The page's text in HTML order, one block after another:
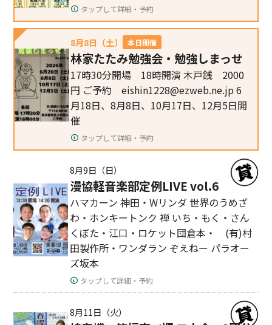
タップして詳細・予約
8月8日（土） 本日開催
林家たたみ勉強会・勉強しまっせ
17時30分開場 18時開演 木戸銭 2000
円 ご予約 eishin1228@ezweb.ne.jp 6
月18日、8月8日、10月17日、12月5日開
催
タップして詳細・予約
8月9日（日）
漫協軽音楽部定例LIVE vol.6
ハマカーン 神田・Wリンダ 世界のうめざ
わ・ホンキートンク 禅 いち・もく・さん
くぼた・江口・ロケット団倉本・ (有)村
田製作所・ワンダラン ぞえねー パラオー
ズ坂本
タップして詳細・予約
8月11日（火）